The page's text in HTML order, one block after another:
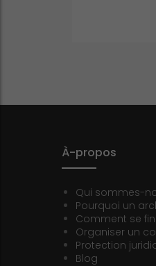
À-propos
Qui sommes-
Pourquoi un
Comment se
Organiser un
Protection
Blog